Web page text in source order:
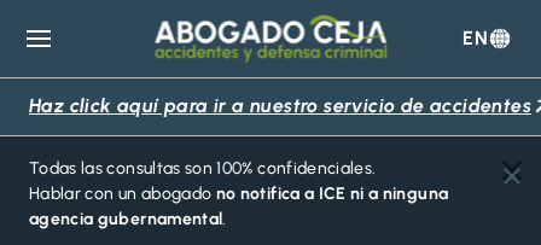
Abogado
Ceja
EN
Haz click aquí para ir a nuestro servicio de accidentes
Todas las consultas son 100% confidenciales.
Hablar con un abogado no notifica a ICE ni a ninguna
agencia gubernamental.